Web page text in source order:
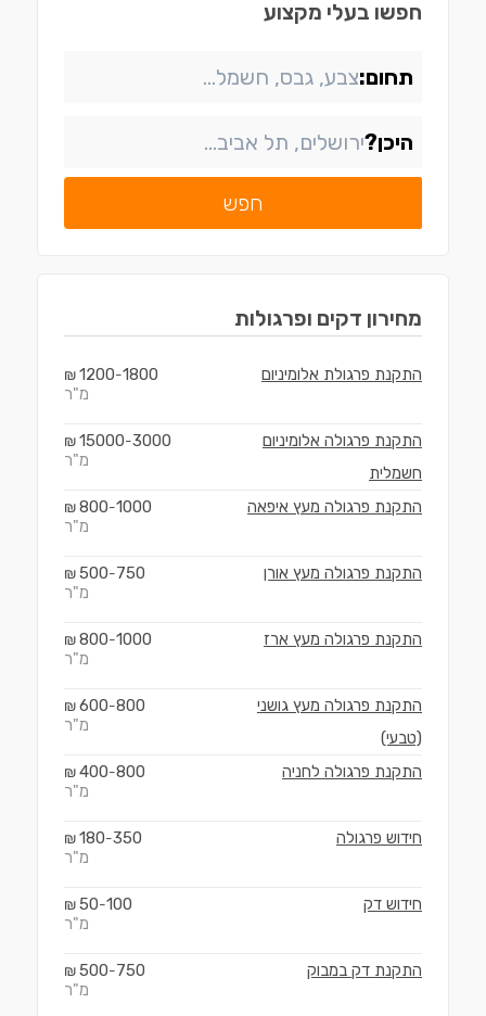
חפשו בעלי מקצוע
תחום:
היכן?
חפש
מחירון דקים ופרגולות
התקנת פרגולת אלומיניום 1200-1800
₪
מ"ר
התקנת פרגולה אלומיניום
חשמלית
15000-3000
₪
מ"ר
התקנת פרגולה מעץ איפאה 800-1000
₪
מ"ר
התקנת פרגולה מעץ אורן 500-750
₪
מ"ר
התקנת פרגולה מעץ ארז 800-1000
₪
מ"ר
התקנת פרגולה מעץ גושני
(טבעי)
600-800
₪
מ"ר
התקנת פרגולה לחניה 400-800
₪
מ"ר
חידוש פרגולה 180-350
₪
מ"ר
חידוש דק 50-100
₪
מ"ר
התקנת דק במבוק 500-750
₪
מ"ר